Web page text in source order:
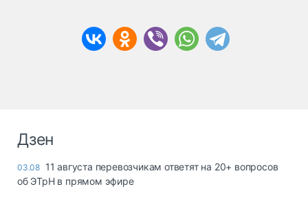
Дзен
03.08 11 августа перевозчикам ответят на 20+ вопросов
об ЭТрН в прямом эфире